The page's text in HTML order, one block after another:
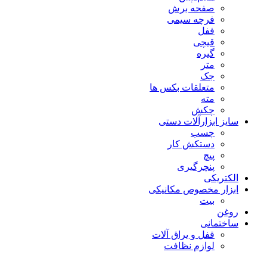
صفحه برش
فرچه سیمی
ففل
قیچی
گیره
متر
جک
متعلقات بکس ها
مته
چکش
سایز ابزارآلات دستی
چسب
دستکش کار
پیچ
پنچرگیری
الکتریکی
ابزار مخصوص مکانیکی
بیت
روغن
ساختمانی
قفل و یراق آلات
لوازم نظافت